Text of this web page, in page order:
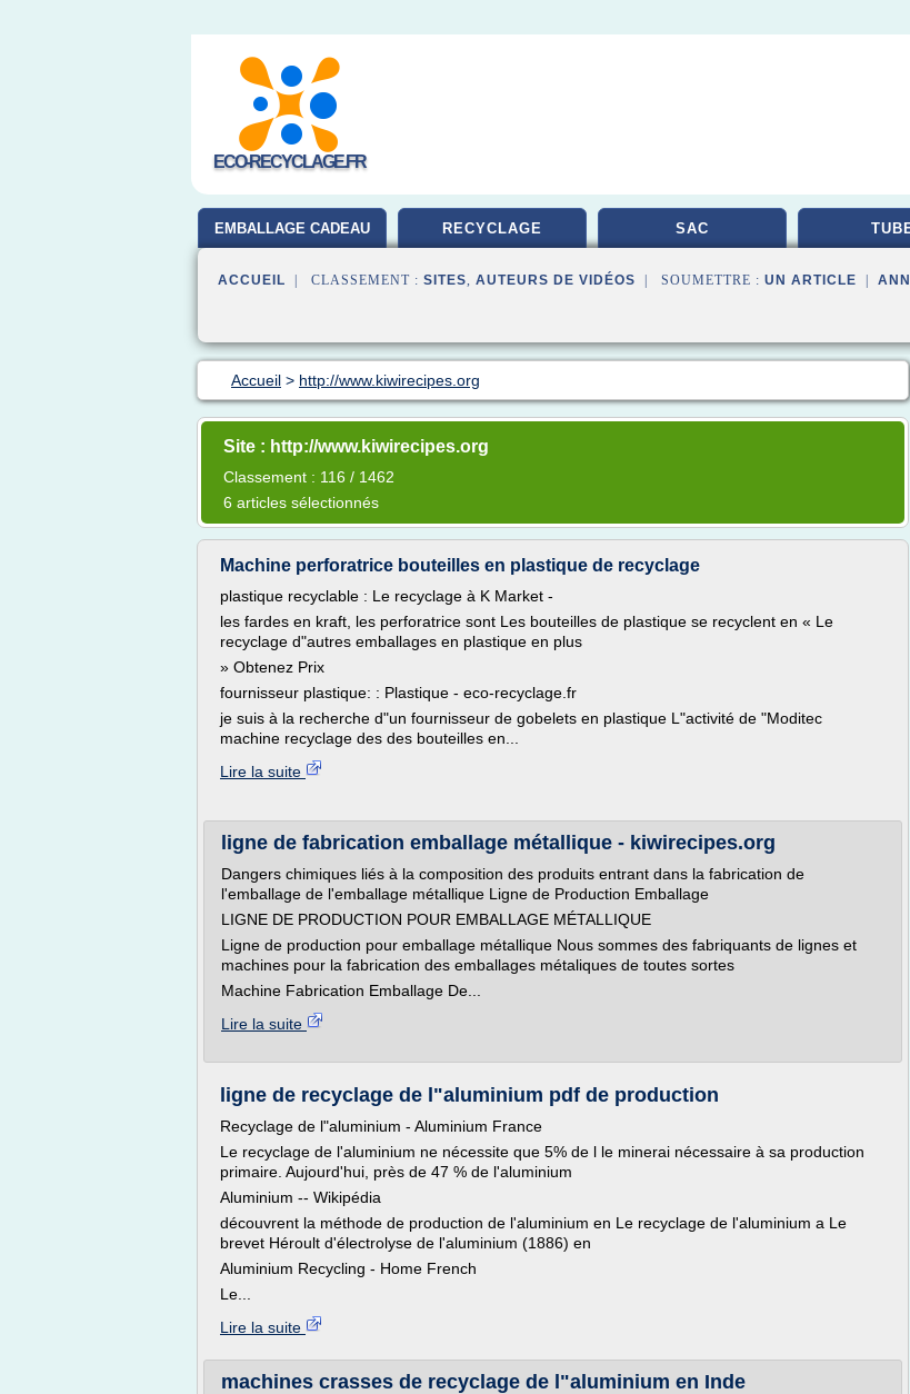
ECO-RECYCLAGE.FR
EMBALLAGE CADEAU RECYCLAGE SAC
ACCUEIL | CLASSEMENT : SITES, AUTEURS DE VIDÉOS | SOUMETTRE : UN ARTICLE
Accueil > http://www.kiwirecipes.org
Site : http://www.kiwirecipes.org
Classement : 116 / 1462
6 articles sélectionnés
Machine perforatrice bouteilles en plastique de recyclage
plastique recyclable : Le recyclage à K Market -
les fardes en kraft, les perforatrice sont Les bouteilles de plastique se recyclent en « Le
recyclage d"autres emballages en plastique en plus
» Obtenez Prix
fournisseur plastique: : Plastique - eco-recyclage.fr
je suis à la recherche d"un fournisseur de gobelets en plastique L"activité de "Moditec
machine recyclage des des bouteilles en...
Lire la suite
ligne de fabrication emballage métallique - kiwirecipes.org
Dangers chimiques liés à la composition des produits entrant dans la fabrication de
l'emballage de l'emballage métallique Ligne de Production Emballage
LIGNE DE PRODUCTION POUR EMBALLAGE MÉTALLIQUE
Ligne de production pour emballage métallique Nous sommes des fabriquants de lignes et
machines pour la fabrication des emballages métaliques de toutes sortes
Machine Fabrication Emballage De...
Lire la suite
ligne de recyclage de l"aluminium pdf de production
Recyclage de l"aluminium - Aluminium France
Le recyclage de l'aluminium ne nécessite que 5% de l le minerai nécessaire à sa production
primaire. Aujourd'hui, près de 47 % de l'aluminium
Aluminium -- Wikipédia
découvrent la méthode de production de l'aluminium en Le recyclage de l'aluminium a Le
brevet Héroult d'électrolyse de l'aluminium (1886) en
Aluminium Recycling - Home French
Le...
Lire la suite
machines crasses de recyclage de l"aluminium en Inde